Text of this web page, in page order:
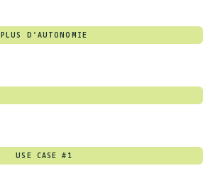
PLUS D’AUTONOMIE
USE CASE #1